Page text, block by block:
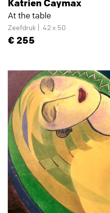
Katrien Caymax
At the table
Zeefdruk 42 x 50
255